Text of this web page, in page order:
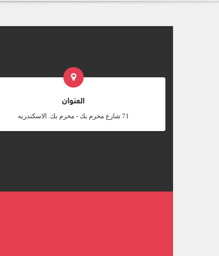
العنوان
‎71 شارع محرم بك - محرم بك. الاسكندريه